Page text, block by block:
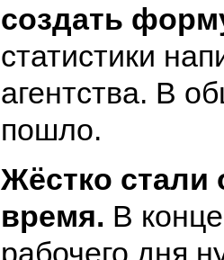
создать
статистики
агентства. В
пошло.
Жёстко стали
время. В
рабочего дня